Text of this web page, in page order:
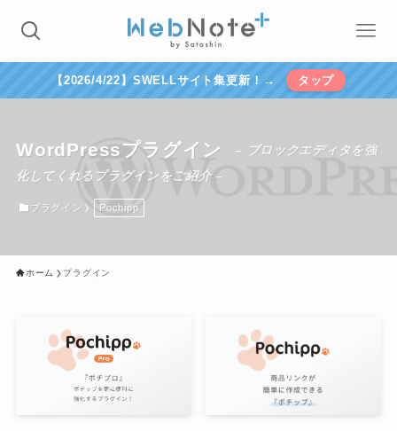
【2026/4/22】SWELLサイト集更新！→ タップ
WordPressプラグイン
– ブロックエディタを強
化してくれるプラグインをご紹介 –
プラグイン Pochipp
ホーム プラグイン